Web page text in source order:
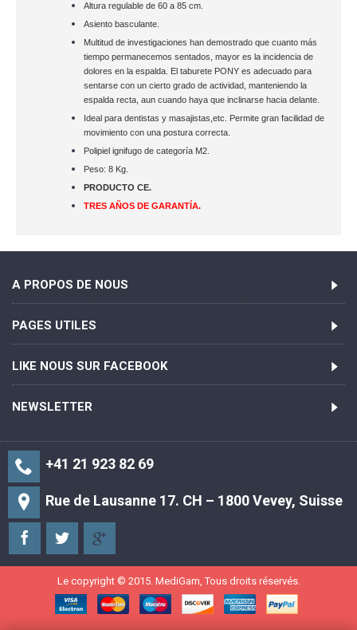
Altura regulable de 60 a 85 cm.
Asiento basculante.
Multitud de investigaciones han demostrado que cuanto más
tiempo permanecemos sentados, mayor es la incidencia de
dolores en la espalda. El taburete PONY es adecuado para
sentarse con un cierto grado de actividad, manteniendo la
espalda recta, aun cuando haya que inclinarse hacia delante.
Ideal para dentistas y masajistas,etc. Permite gran facilidad de
movimiento con una postura correcta.
Polipiel ignifugo de categoría M2.
Peso: 8 Kg.
PRODUCTO CE.
TRES AÑOS DE GARANTÍA.
A PROPOS DE NOUS
PAGES UTILES
LIKE NOUS SUR FACEBOOK
NEWSLETTER
+41 21 923 82 69
Rue de Lausanne 17. CH – 1800 Vevey, Suisse
Le copyright © 2015. MediGam, Tous droits réservés.